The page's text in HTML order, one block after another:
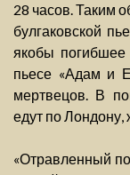
28 часов. Таким
булгаковской
якобы погибшее
пьесе «Адам и
мертвецов. В
едут по Лондону,
«Отравленный